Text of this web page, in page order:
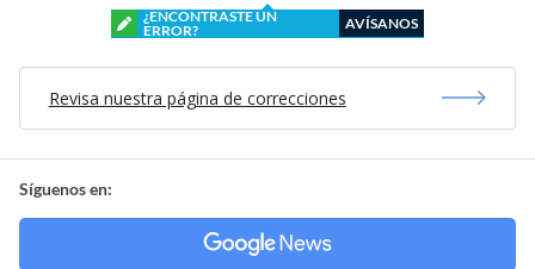
¿ENCONTRASTE UN
ERROR?
AVÍSANOS
Revisa nuestra página de correcciones
Síguenos en: